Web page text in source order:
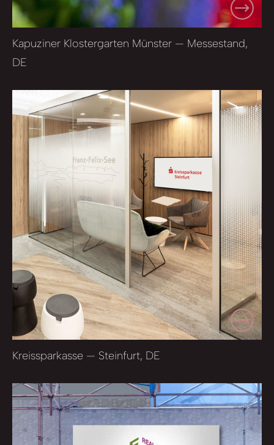
Kapuziner Klostergarten Münster — Messestand,
DE
Kreissparkasse — Steinfurt, DE